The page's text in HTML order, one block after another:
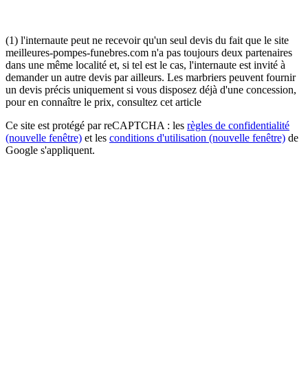
(1) l'internaute peut ne recevoir qu'un seul devis du fait que le site
meilleures-pompes-funebres.com n'a pas toujours deux partenaires
dans une même localité et, si tel est le cas, l'internaute est invité à
demander un autre devis par ailleurs. Les marbriers peuvent fournir
un devis précis uniquement si vous disposez déjà d'une concession,
pour en connaître le prix, consultez cet article
Ce site est protégé par reCAPTCHA : les règles de confidentialité
(nouvelle fenêtre) et les conditions d'utilisation (nouvelle fenêtre) de
Google s'appliquent.